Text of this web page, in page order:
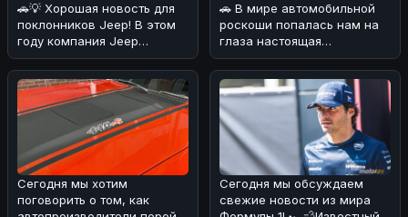
🚗💡 Хорошая новость для
поклонников Jeep! В этом
году компания Jeep
удивила своих фанатов,
решив сн
🚗 В мире автомобильной
роскоши попалась нам на
глаза настоящая
жемчужина! 💎Cadillac CTS
2008 года
Сегодня мы хотим
поговорить о том, как
Сегодня мы обсуждаем
свежие новости из мира